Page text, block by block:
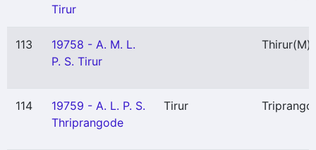
Tirur
113
19758 - A. M. L.
P. S. Tirur
Thirur(M)
114
19759 - A. L. P. S.
Thriprangode
Tirur